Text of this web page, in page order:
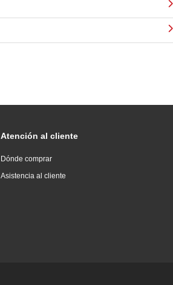
Atención al cliente
Dónde comprar
Asistencia al cliente